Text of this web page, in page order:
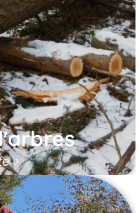
>
et de la
Nos
et
vigueur, pour